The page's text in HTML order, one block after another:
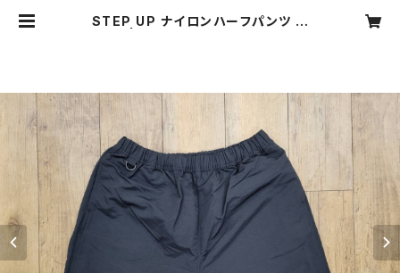
STEP UP ナイロンハーフパンツ ブ